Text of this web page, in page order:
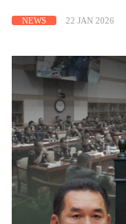
NEWS 22 JAN 2026